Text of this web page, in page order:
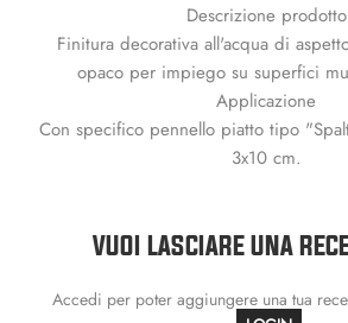
Descrizione prodotto
Finitura decorativa all'acqua di
opaco per impiego su superfici
Applicazione
Con specifico pennello piatto tipo
3x10 cm.
VUOI LASCIARE UNA
Accedi per poter aggiungere una tua